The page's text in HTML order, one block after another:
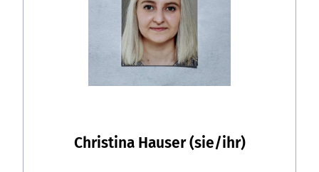
Christina Hauser(sie/ihr)